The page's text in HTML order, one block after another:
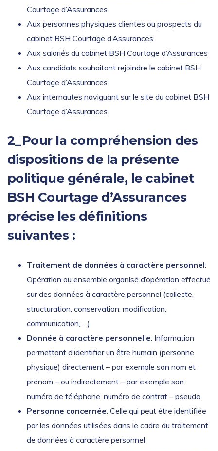
Courtage d’Assurances
Aux personnes physiques clientes ou prospects du
cabinet BSH Courtage d’Assurances
Aux salariés du cabinet BSH Courtage d’Assurances
Aux candidats souhaitant rejoindre le cabinet BSH
Courtage d’Assurances
Aux internautes naviguant sur le site du cabinet BSH
Courtage d’Assurances.
2_Pour la compréhension des
dispositions de la présente
politique générale, le cabinet
BSH Courtage d’Assurances
précise les définitions
suivantes :
Traitement de données à caractère personnel:
Opération ou ensemble organisé d’opération effectué
sur des données à caractère personnel (collecte,
structuration, conservation, modification,
communication, …)
Donnée à caractère personnelle: Information
permettant d’identifier un être humain (personne
physique) directement – par exemple son nom et
prénom – ou indirectement – par exemple son
numéro de téléphone, numéro de contrat – pseudo.
Personne concernée: Celle qui peut être identifiée
par les données utilisées dans le cadre du traitement
de données à caractère personnel